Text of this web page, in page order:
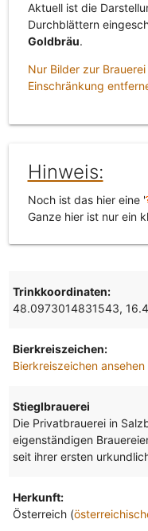
Aktuell ist die
Durchblättern
Goldbräu.
Nur Bilder zur
Einschränkung
Hinweis:
Noch ist das hier eine '
Ganze hier ist nur ein
Trinkkoordinaten:
48.0973014831543,
Bierkreiszeichen:
Bierkreiszeichen ansehen
Stieglbrauerei
Die Privatbrauerei in
eigenständigen
seit ihrer ersten
Herkunft:
Österreich (